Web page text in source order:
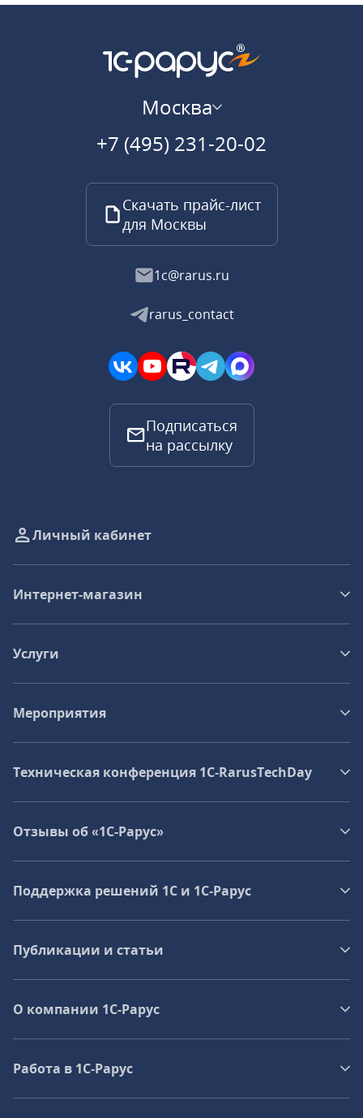
Москва
+7 (495) 231-20-02
Скачать прайс-лист
для Москвы
1c@rarus.ru
rarus_contact
Подписаться
на рассылку
Личный кабинет
Интернет-магазин
Услуги
Мероприятия
Техническая конференция 1C‑RarusTechDay
Отзывы об «1С-Рарус»
Поддержка решений 1С и 1С‑Рарус
Публикации и статьи
О компании 1C-Рарус
Работа в 1С‑Рарус